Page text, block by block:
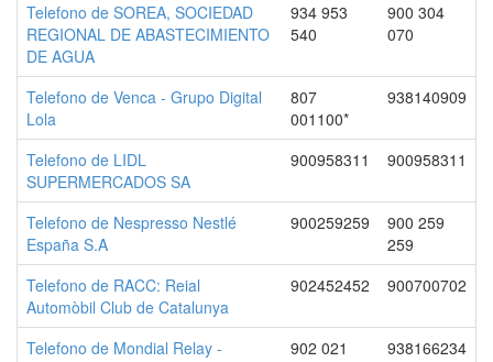
Telefono de SOREA, SOCIEDAD
REGIONAL DE ABASTECIMIENTO
DE AGUA
934 953
540
900 304
070
Telefono de Venca - Grupo Digital
Lola
807
001100*
938140909
Telefono de LIDL
SUPERMERCADOS SA
900958311 900958311
Telefono de Nespresso Nestlé
España S.A
900259259
900 259
259
Telefono de RACC: Reial
Automòbil Club de Catalunya
902452452 900700702
Telefono de Mondial Relay -
902 021
938166234